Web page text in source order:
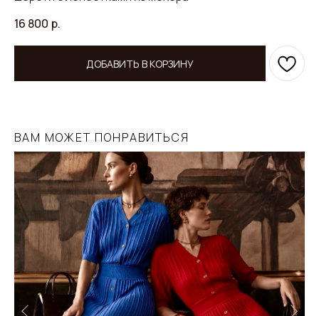
16 800 р.
ДОБАВИТЬ В КОРЗИНУ
ВАМ МОЖЕТ ПОНРАВИТЬСЯ